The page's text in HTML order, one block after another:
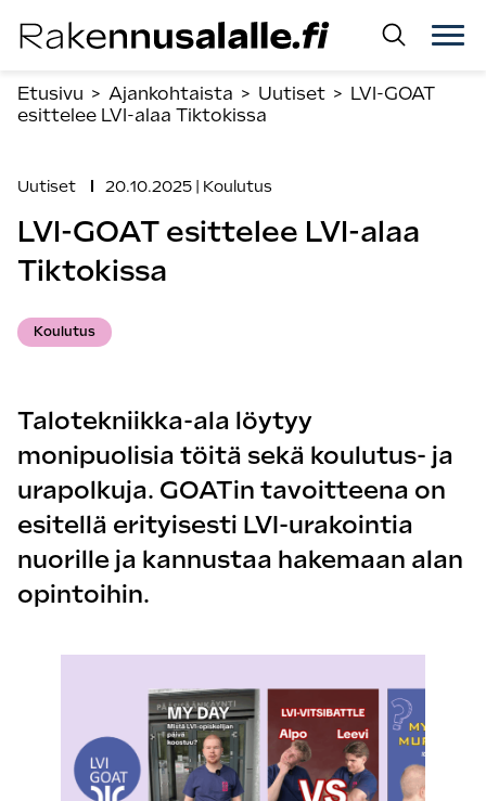
suoraan
sisältöön.
Etusivu > Ajankohtaista > Uutiset > LVI-GOAT
esittelee LVI-alaa Tiktokissa
Uutiset 20.10.2025 Koulutus
LVI-GOAT esittelee LVI-alaa
Tiktokissa
Asiasanat
Koulutus
Talotekniikka-ala löytyy
monipuolisia töitä sekä koulutus- ja
urapolkuja. GOATin tavoitteena on
esitellä erityisesti LVI-urakointia
nuorille ja kannustaa hakemaan alan
opintoihin.